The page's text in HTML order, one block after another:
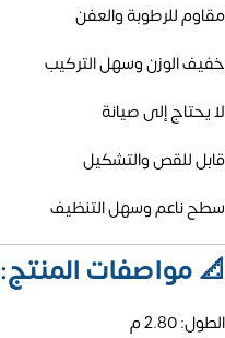
مقاوم للرطوبة والعفن
خفيف الوزن وسهل التركيب
لا يحتاج إلى صيانة
قابل للقص والتشكيل
سطح ناعم وسهل التنظيف
📐مواصفات المنتج:
الطول: 2.80 م